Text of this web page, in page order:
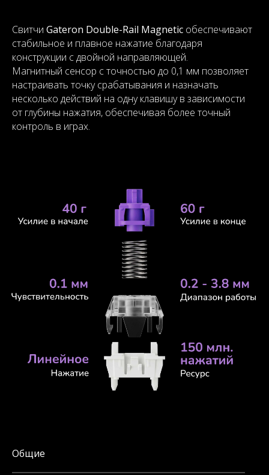
Свитчи Gateron Double-Rail Magnetic обеспечивают
стабильное и плавное нажатие благодаря
конструкции с двойной направляющей.
Магнитный сенсор с точностью до 0,1 мм позволяет
настраивать точку срабатывания и назначать
несколько действий на одну клавишу в зависимости
от глубины нажатия, обеспечивая более точный
контроль в играх.
Общие